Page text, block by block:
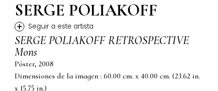
SERGE POLIAKOFF
+ Seguir a este artista
SERGE POLIAKOFF RETROSPECTIVE
Mons
Póster, 2008
Dimensiones de la imagen : 60.00 cm. x 40.00 cm. (23.62 in.
x 15.75 in.)